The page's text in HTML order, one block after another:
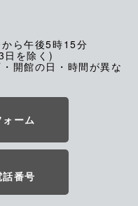
ら午後5時15分
日を除く)
開館の日・時間が異な
ーム
番号